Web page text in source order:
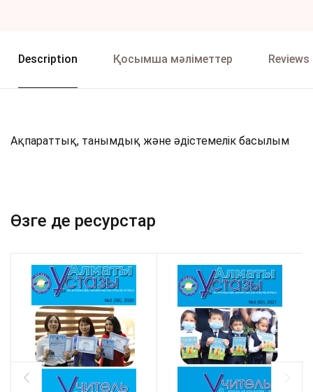
Description Қосымша мәліметтер Reviews
Ақпараттық, танымдық және әдістемелік басылым
Өзге де ресурстар